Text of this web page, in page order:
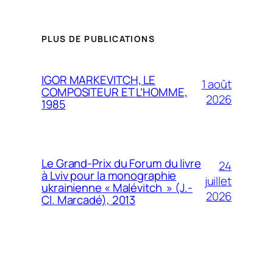
PLUS DE PUBLICATIONS
IGOR MARKEVITCH, LE
COMPOSITEUR ET L’HOMME,
1985
1 août
2026
Le Grand-Prix du Forum du livre
à Lviv pour la monographie
ukrainienne « Malévitch » (J.-
Cl. Marcadé), 2013
24
juillet
2026